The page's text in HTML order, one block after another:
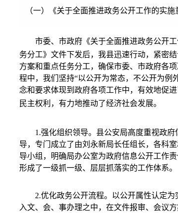
（一）《关于全面推进政务公开工作的实施
市委、市政府《关于全面推进政务公开
务分工》文件下发后，我县迅速行动，紧密
方案和重点任务分工，确保市委、市政府各
程中，我们坚持“以公开为常态，不公开为例
念和要求体现到政府各项工作中，有效地促
民主权利，有力地推动了经济社会发展。
1.强化组织领导。 县公安局高度重视政
导，专门成立了由刘永新局长任组长，各科
导小组，明确局办公室为政府信息公开工作
形成了一级抓一级、层层抓落实的工作体系。
2.优化政务公开流程。 以公开属性认定
入文、会、事办理之中，在文件报审、会议